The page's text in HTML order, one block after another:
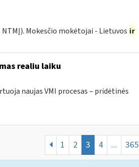
Mokesčio mokėtojai - Lietuvos ir
realiu laiku
naujas VMI procesas – pridėtinės
1 2 3 4 ... 365